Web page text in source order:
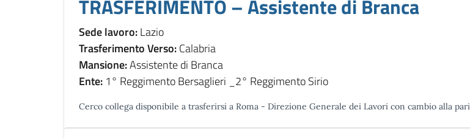
TRASFERIMENTO – Assistente di Branca
Sede lavoro:Lazio
Trasferimento Verso:Calabria
Mansione:Assistente di Branca
Ente: 1° Reggimento Bersaglieri _2° Reggimento Sirio
Cerco collega disponibile a trasferirsi a Roma - Direzione Generale dei Lavori con cambio alla pari